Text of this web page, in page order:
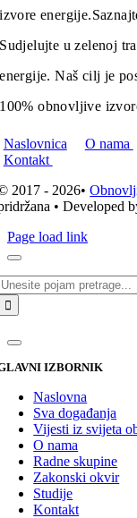
izvore energije.
Sudjelujte u zelenoj
energije. Naš cilj je
100% obnovljive
Naslovnica O nama
Kontakt
2017 - 2026•
• Developed
Page load link
IZBORNIK
Naslovna
Sva događanja
Vijesti iz svijeta
O nama
Radne skupine
Zakonski okvir
Studije
Kontakt